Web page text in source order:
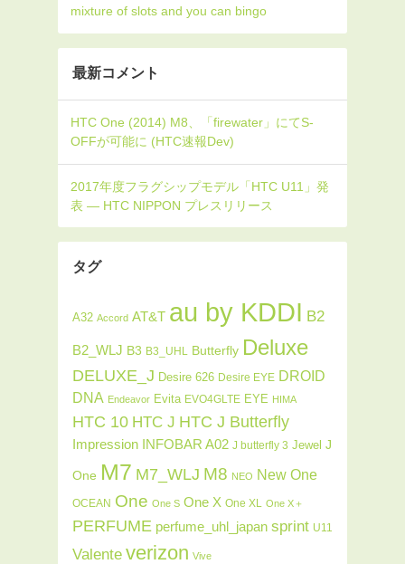
mixture of slots and you can bingo
最新コメント
タグ
A32 Accord AT&T au by KDDI B2
B2_WLJ B3 B3_UHL Butterfly Deluxe
DELUXE_J Desire 626 Desire EYE DROID
DNA Endeavor Evita EVO4GLTE EYE HIMA
HTC 10 HTC J HTC J Butterfly
Impression INFOBAR A02 J butterfly 3 Jewel J
One M7 M7_WLJ M8 NEO New One
OCEAN One One S One X One XL One X＋
PERFUME perfume_uhl_japan sprint U11
Valente verizon Vive